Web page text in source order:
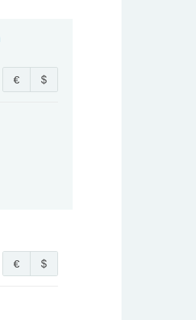
$
€
$
€